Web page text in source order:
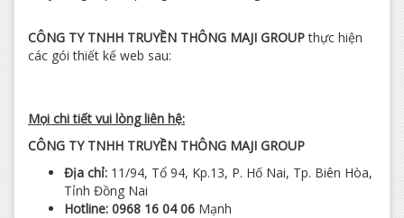
CÔNG TY TNHH TRUYỀN THÔNG MAJI GROUPthực hiện
các gói thiết kế web sau:
Mọi chi tiết vui lòng liên hệ:
CÔNG TY TNHH TRUYỀN THÔNG MAJI GROUP
Địa chỉ: 11/94, Tổ 94, Kp.13, P. Hố Nai, Tp. Biên Hòa,
Tỉnh Đồng Nai
Hotline: 0968 16 04 06 Mạnh